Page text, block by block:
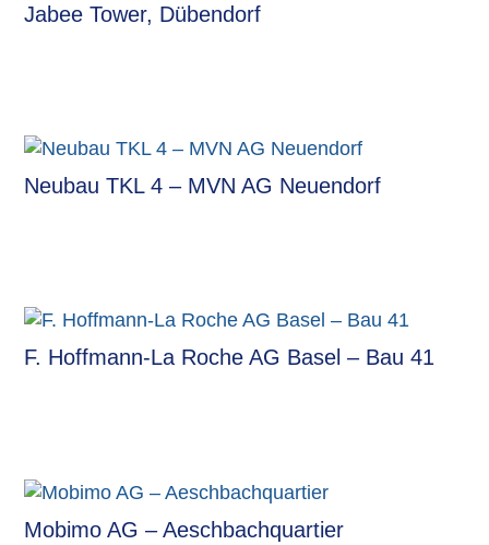
Jabee Tower, Dübendorf
Neubau TKL 4 – MVN AG Neuendorf
F. Hoffmann-La Roche AG Basel – Bau 41
Mobimo AG – Aeschbachquartier